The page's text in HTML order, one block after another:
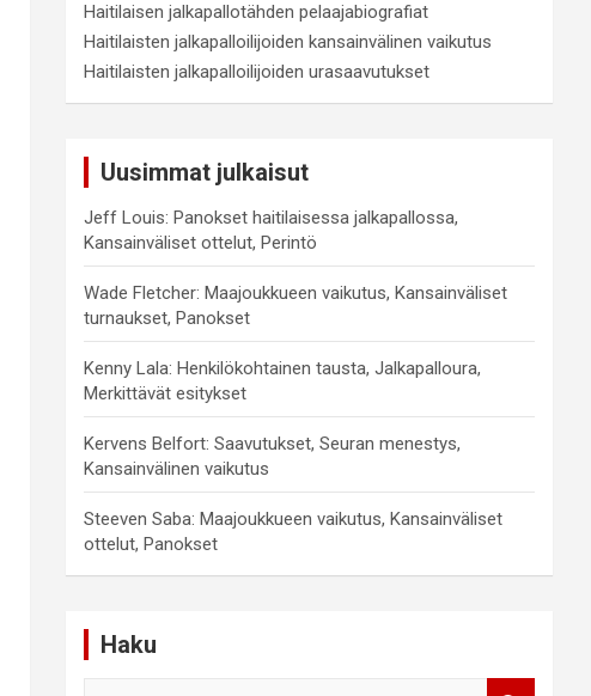
Haitilaisen jalkapallotähden pelaajabiografiat
Haitilaisten jalkapalloilijoiden kansainvälinen vaikutus
Haitilaisten jalkapalloilijoiden urasaavutukset
Uusimmat julkaisut
Jeff Louis: Panokset haitilaisessa jalkapallossa,
Kansainväliset ottelut, Perintö
Wade Fletcher: Maajoukkueen vaikutus, Kansainväliset
turnaukset, Panokset
Kenny Lala: Henkilökohtainen tausta, Jalkapalloura,
Merkittävät esitykset
Kervens Belfort: Saavutukset, Seuran menestys,
Kansainvälinen vaikutus
Steeven Saba: Maajoukkueen vaikutus, Kansainväliset
ottelut, Panokset
Haku